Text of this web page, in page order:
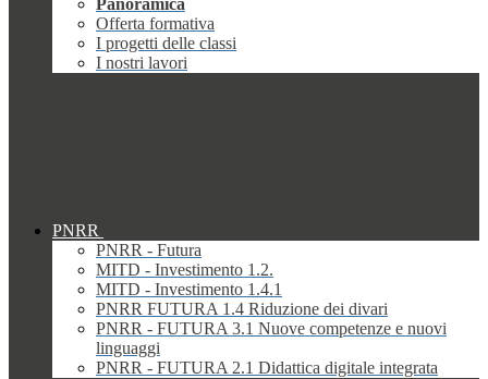
Panoramica
Offerta formativa
I progetti delle classi
I nostri lavori
PNRR
PNRR - Futura
MITD - Investimento 1.2.
MITD - Investimento 1.4.1
PNRR FUTURA 1.4 Riduzione dei divari
PNRR - FUTURA 3.1 Nuove competenze e nuovi
linguaggi
PNRR - FUTURA 2.1 Didattica digitale integrata